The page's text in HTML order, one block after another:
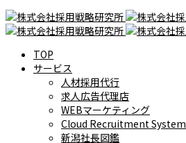
TOP
サービス
人材採用代行
求人広告代理店
WEBマーケティング
Cloud Recruitment System
新潟社長図鑑